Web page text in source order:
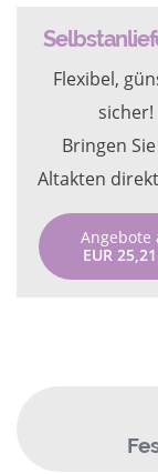
Flexibel,
sicher!
Bringen
Altakten
Angebote
EUR 25,21